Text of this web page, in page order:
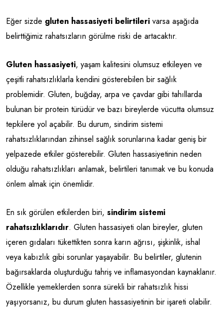
Eğer sizde gluten hassasiyeti belirtileri varsa aşağıda
belirttiğimiz rahatsızların görülme riski de artacaktır.
Gluten hassasiyeti, yaşam kalitesini olumsuz etkileyen ve
çeşitli rahatsızlıklarla kendini gösterebilen bir sağlık
problemidir. Gluten, buğday, arpa ve çavdar gibi tahıllarda
bulunan bir protein türüdür ve bazı bireylerde vücutta olumsuz
tepkilere yol açabilir. Bu durum, sindirim sistemi
rahatsızlıklarından zihinsel sağlık sorunlarına kadar geniş bir
yelpazede etkiler gösterebilir. Gluten hassasiyetinin neden
olduğu rahatsızlıkları anlamak, belirtileri tanımak ve bu konuda
önlem almak için önemlidir.
En sık görülen etkilerden biri, sindirim sistemi
rahatsızlıklarıdır. Gluten hassasiyeti olan bireyler, gluten
içeren gıdaları tükettikten sonra karın ağrısı, şişkinlik, ishal
veya kabızlık gibi sorunlar yaşayabilir. Bu belirtiler, glutenin
bağırsaklarda oluşturduğu tahriş ve inflamasyondan kaynaklanır.
Özellikle yemeklerden sonra sürekli bir rahatsızlık hissi
yaşıyorsanız, bu durum gluten hassasiyetinin bir işareti olabilir.